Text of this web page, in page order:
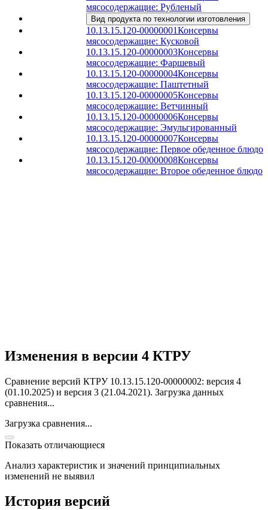
мясосодержащие: Рубленый
Вид продукта по технологии изготовления
10.13.15.120-00000001Консервы
мясосодержащие: Кусковой
10.13.15.120-00000003Консервы
мясосодержащие: Фаршевый
10.13.15.120-00000004Консервы
мясосодержащие: Паштетный
10.13.15.120-00000005Консервы
мясосодержащие: Ветчинный
10.13.15.120-00000006Консервы
мясосодержащие: Эмульгированный
10.13.15.120-00000007Консервы
мясосодержащие: Первое обеденное блюдо
10.13.15.120-00000008Консервы
мясосодержащие: Второе обеденное блюдо
Изменения в версии 4 КТРУ
Сравнение версий КТРУ 10.13.15.120-00000002: версия 4
(01.10.2025) и версия 3 (21.04.2021). Загрузка данных
сравнения...
Загрузка сравнения...
Показать отличающиеся
Анализ характеристик и значений принципиальных
изменений не выявил
История версий